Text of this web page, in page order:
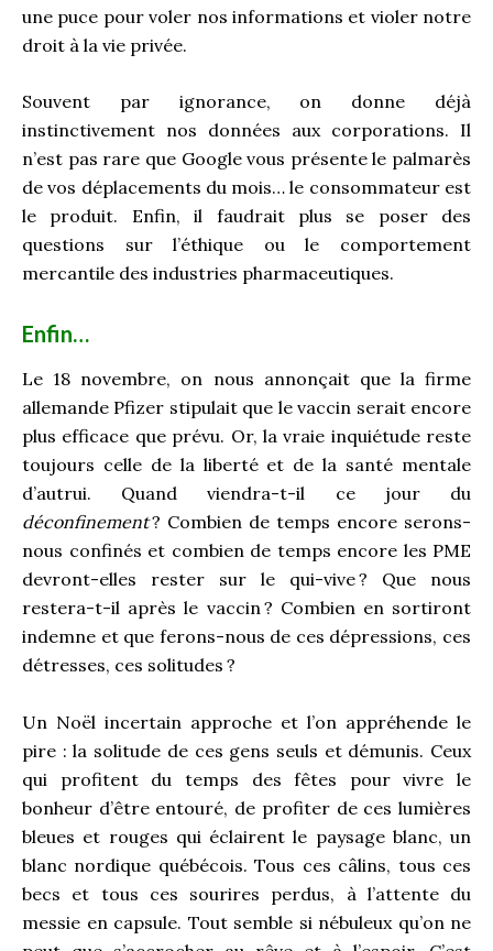
une puce pour voler nos informations et violer notre
droit à la vie privée.
Souvent par ignorance, on donne déjà
instinctivement nos données aux corporations. Il
n’est pas rare que Google vous présente le palmarès
de vos déplacements du mois… le consommateur est
le produit. Enfin, il faudrait plus se poser des
questions sur l’éthique ou le comportement
mercantile des industries pharmaceutiques.
Enfin…
Le 18 novembre, on nous annonçait que la firme
allemande Pfizer stipulait que le vaccin serait encore
plus efficace que prévu. Or, la vraie inquiétude reste
toujours celle de la liberté et de la santé mentale
d’autrui. Quand viendra-t-il ce jour du
déconfinement? Combien de temps encore serons-
nous confinés et combien de temps encore les PME
devront-elles rester sur le qui-vive ? Que nous
restera-t-il après le vaccin ? Combien en sortiront
indemne et que ferons-nous de ces dépressions, ces
détresses, ces solitudes ?
Un Noël incertain approche et l’on appréhende le
pire : la solitude de ces gens seuls et démunis. Ceux
qui profitent du temps des fêtes pour vivre le
bonheur d’être entouré, de profiter de ces lumières
bleues et rouges qui éclairent le paysage blanc, un
blanc nordique québécois. Tous ces câlins, tous ces
becs et tous ces sourires perdus, à l’attente du
messie en capsule. Tout semble si nébuleux qu’on ne